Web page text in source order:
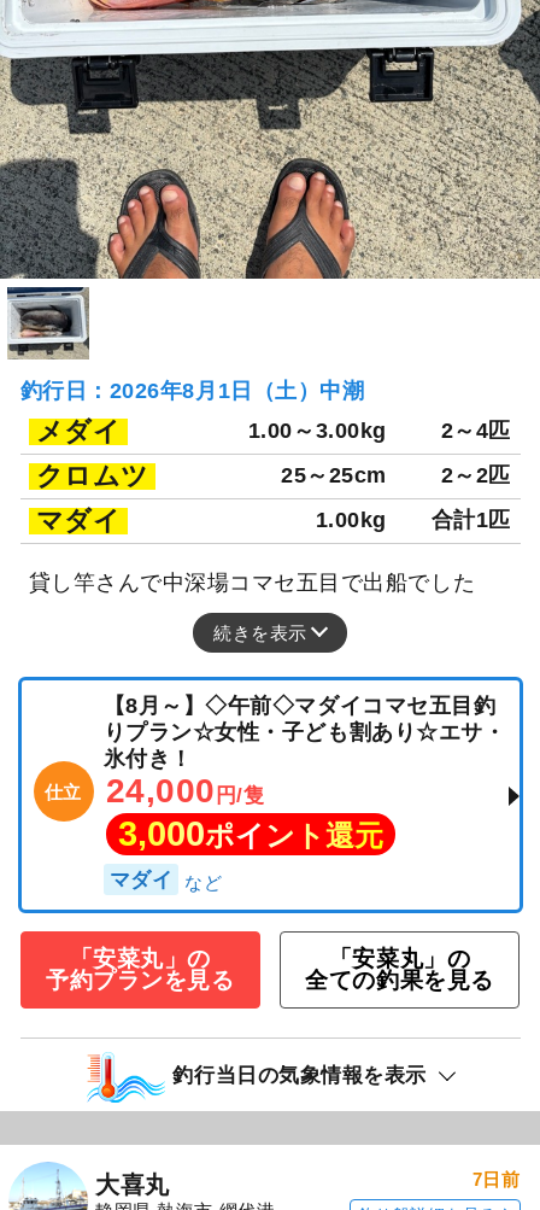
釣行日：2026年8月1日（土）中潮
メダイ 1.00～3.00kg 2～4匹
クロムツ 25～25cm 2～2匹
マダイ 1.00kg 合計1匹
貸し竿さんで中深場コマセ五目で出船でした
続きを表示
仕立
【8月～】◇午前◇マダイコマセ五目釣
りプラン☆女性・子ども割あり☆エサ・
氷付き！
24,000 円/隻
3,000ポイント還元
マダイ
「安菜丸」の
予約プランを見る
「安菜丸」の
全ての釣果を見る
釣行当日の気象情報を表示
大喜丸 7日前